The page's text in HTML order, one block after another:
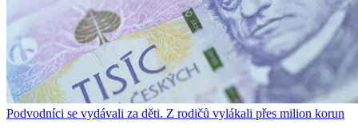
Podvodníci se vydávali za děti. Z rodičů vylákali přes milion korun